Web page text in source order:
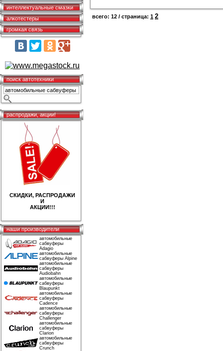
интеллектуальные смазки
алкотестеры
громкая связь
поиск автотехники
распродажи, акции!
СКИДКИ, РАСПРОДАЖИ
И
АКЦИИ!!!
наши производители
автомобильные
сабвуферы
Adagio
автомобильные
сабвуферы Alpine
автомобильные
сабвуферы
Audiobahn
автомобильные
сабвуферы
Blaupunkt
автомобильные
сабвуферы
Cadence
автомобильные
сабвуферы
Challenger
автомобильные
сабвуферы
Clarion
автомобильные
сабвуферы
Crunch
всего: 12 / страница: 1 2